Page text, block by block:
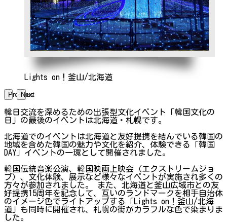
Lights on！釜山/北海道
Previous
Next
韓日交流を深めるための出張型文化イベント「韓国文化の
日」の最後のイベントは北海道・札幌です。
北海道でのイベントは北海道と友好提携を結んでいる韓国の
地域を含めた韓国の魅力や文化を紹介、体験できる「韓国
DAY」イベントの一環として開催されました。
韓国伝統音楽公演、韓国映画上映会（エクストリームジョ
ブ）、文化体験、展示など様々なイベントが実施され多くの
方々が参加されました。 また、北海道と釜山広域市との友
好提携15周年を記念して、互いのランドマークを相手自治体
のイメージ色でライトアップする「Lights on！釜山/北海
道」も同時に開催され、札幌の街がカラフルな色で染まりま
した。